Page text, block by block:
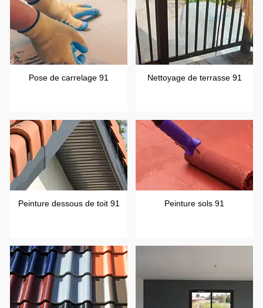
Pose de carrelage 91 Nettoyage de terrasse 91
Peinture dessous de toit 91 Peinture sols 91